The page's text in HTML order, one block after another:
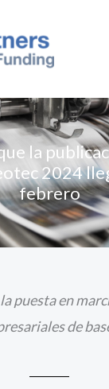
la
2024
febrero
puesta en
de